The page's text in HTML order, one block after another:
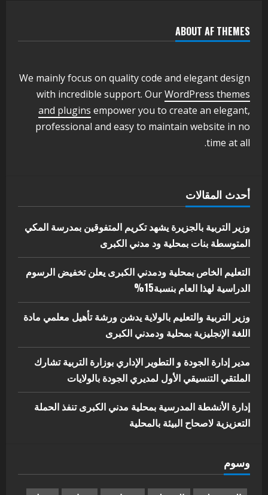
3
وزير التربية والتعليم بالولاية يدشن ورشة
أغسطس 3, 2026
اخر الاخبار الاخبار
مدير إدارة الجودة و التطوير الإداري
بوزارة التربية تشارك الملتقي التنسيقي
5
البيئة بالمحلية
يوليو 29, 2026
ABOUT AF THEMES
We mainly focus on quality code and elegant design
with incredible support. OurWordPress themes
and plugins empower you to create an elegant,
professional and easy to maintain website in no
time at all.
أحدث المقالات
وزير التربية بالجزيرة يشهد تكريم المتفوقين بمدرسة المكي
المتوسطة بنات بمحلية ود مدني الكبرى
التعليم الخاص بمحلية ودمدني الكبرى يعلن تخفيض الرسوم
الدراسية لهذا العام بنسبة15%
وزير التربية والتعليم بالولاية يدشن ورشة تأهيل معلمي مادة
اللغة الإنجليزية بمحلية ودمدني الكبرى
مدير إدارة الجودة و التطوير الإداري بوزارة التربية تشارك
الملتقي التنسيقي الأول لمديري الجودة بالولايات
إدارة الأنشطة المدرسية بمحلية مدني الكبرى تنفذ الحملة
التعزيزية لاصحاح البيئة بالمحلية
وسوم